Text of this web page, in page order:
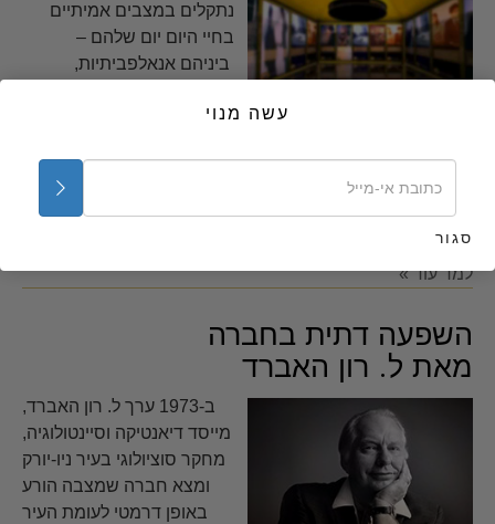
נתקלים במצבים אמיתיים
בחיי היום יום שלהם –
ביניהם אנאלפביתיות,
הרוסים וחוסר יושר. ללא
פתרונות, תשובות שעובדות, והן זמינות מיידית מאת היועצים
למד עוד »
השפעה דתית בחברה
מאת ל. רון האברד
ב-1973 ערך ל. רון האברד,
מייסד דיאנטיקה וסיינטולוגיה,
מחקר סוציולוגי בעיר ניו-יורק
ומצא חברה שמצבה הורע
באופן דרמטי לעומת העיר
עשה מנוי
סגור